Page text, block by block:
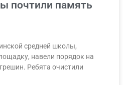
почтили память
средней школы,
навели порядок на
Ребята очистили